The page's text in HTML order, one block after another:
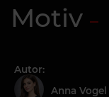
Motiv
Autor:
Anna Vogel